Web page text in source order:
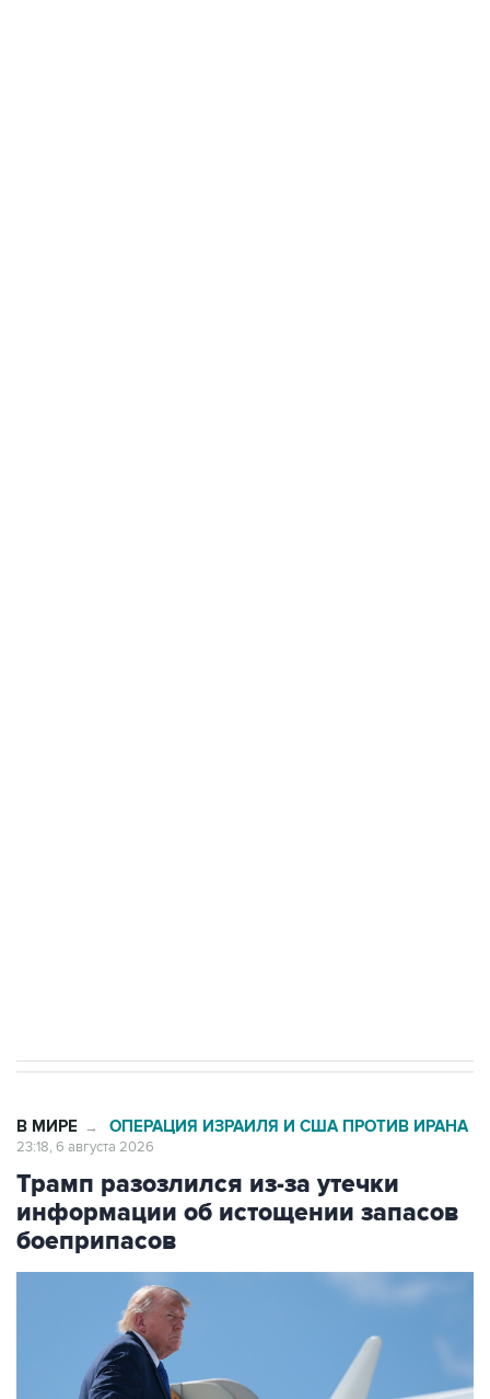
В МИРЕ → ОПЕРАЦИЯ ИЗРАИЛЯ И США ПРОТИВ ИРАНА
23:18, 6 августа 2026
Трамп разозлился из-за утечки
информации об истощении запасов
боеприпасов